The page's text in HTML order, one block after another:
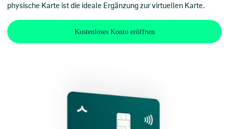
physische Karte ist die ideale Ergänzung zur virtuellen Karte.
Kostenloses Konto eröffnen